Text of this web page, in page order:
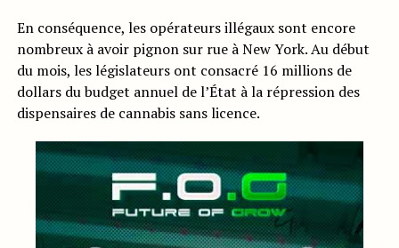
En conséquence, les opérateurs illégaux sont encore
nombreux à avoir pignon sur rue à New York. Au début
du mois, les législateurs ont consacré 16 millions de
dollars du budget annuel de l’État à la répression des
dispensaires de cannabis sans licence.